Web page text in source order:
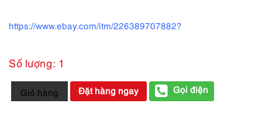
https://www.ebay.com/itm/226389707882?
Số lượng: 1
3781-
Caravat-
Giỏ hàng Đặt hàng ngay Gọi điện